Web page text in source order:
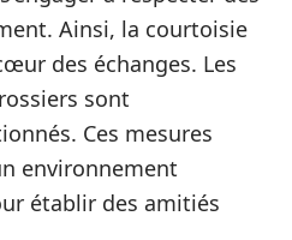
Ainsi, la courtoisie
des échanges. Les
sont
Ces mesures
environnement
établir des amitiés